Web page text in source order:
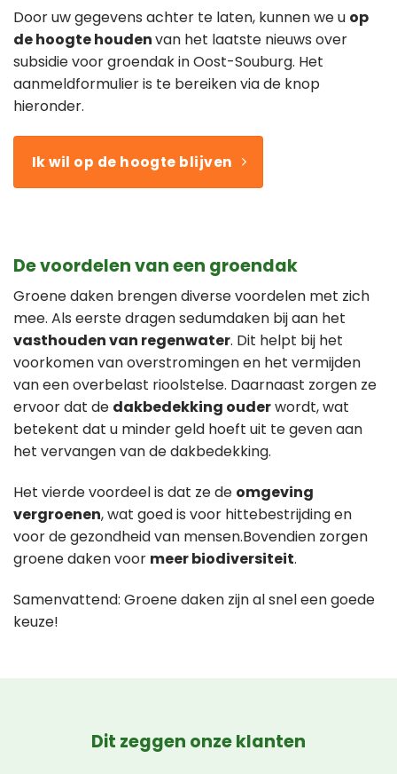
Door uw gegevens achter te laten, kunnen we u op
de hoogte houdenvan het laatste nieuws over
subsidie voor groendak in Oost-Souburg. Het
aanmeldformulier is te bereiken via de knop
hieronder.
Ik wil op de hoogte blijven
De voordelen van een groendak
Groene daken brengen diverse voordelen met zich
mee. Als eerste dragen sedumdaken bij aan het
vasthouden van regenwater. Dit helpt bij het
voorkomen van overstromingen en het vermijden
van een overbelast rioolstelse. Daarnaast zorgen ze
ervoor dat de dakbedekking ouderwordt, wat
betekent dat u minder geld hoeft uit te geven aan
het vervangen van de dakbedekking.
Het vierde voordeel is dat ze de omgeving
vergroenen, wat goed is voor hittebestrijding en
voor de gezondheid van mensen.Bovendien zorgen
groene daken voor meer biodiversiteit.
Samenvattend: Groene daken zijn al snel een goede
keuze!
Dit zeggen onze klanten